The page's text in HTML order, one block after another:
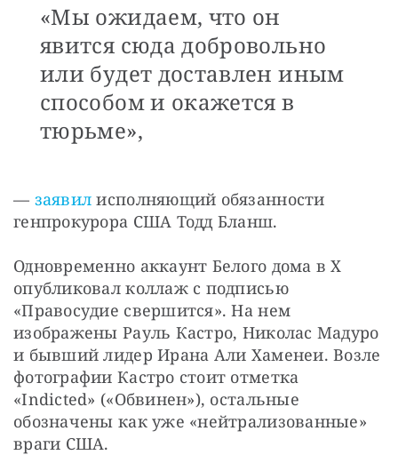
«Мы ожидаем, что он
явится сюда добровольно
или будет доставлен иным
способом и окажется в
тюрьме»,
— заявил исполняющий обязанности
генпрокурора США Тодд Бланш.
Одновременно аккаунт Белого дома в X
опубликовал коллаж с подписью
«Правосудие свершится». На нем
изображены Рауль Кастро, Николас Мадуро
и бывший лидер Ирана Али Хаменеи. Возле
фотографии Кастро стоит отметка
«Indicted» («Обвинен»), остальные
обозначены как уже «нейтрализованные»
враги США.